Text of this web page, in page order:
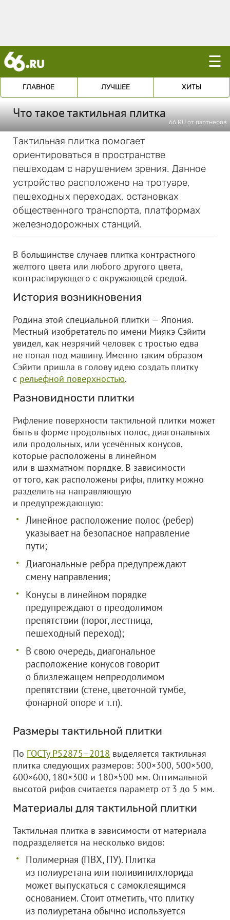
☰
ГЛАВНОЕ ЛУЧШЕЕ ХИТЫ
Что такое тактильная плитка
66.RU от партнеров
Тактильная плитка помогает
ориентироваться в пространстве
пешеходам с нарушением зрения. Данное
устройство расположено на тротуаре,
пешеходных переходах, остановках
общественного транспорта, платформах
железнодорожных станций.
В большинстве случаев плитка контрастного
желтого цвета или любого другого цвета,
контрастирующего с окружающей средой.
История возникновения
Родина этой специальной плитки — Япония.
Местный изобретатель по имени Миякэ Сэйити
увидел, как незрячий человек с тростью едва
не попал под машину. Именно таким образом
Сэйити пришла в голову идею создать плитку
с рельефной поверхностью.
Разновидности плитки
Рифление поверхности тактильной плитки может
быть в форме продольных полос, диагональных
или продольных, или усечённых конусов,
которые расположены в линейном
или в шахматном порядке. В зависимости
от того, как расположены рифы, плитку можно
разделить на направляющую
и предупреждающую:
Линейное расположение полос (ребер)
указывает на безопасное направление
пути;
Диагональные ребра предупреждают
смену направления;
Конусы в линейном порядке
предупреждают о преодолимом
препятствии (порог, лестница,
пешеходный переход);
В свою очередь, диагональное
расположение конусов говорит
о близлежащем непреодолимом
препятствии (стене, цветочной тумбе,
фонарной опоре и т.п).
Размеры тактильной плитки
По ГОСТу Р52875–2018 выделяется тактильная
плитка следующих размеров: 300×300, 500×500,
600×600, 180×300 и 180×500 мм. Оптимальной
высотой рифов считается параметр от 3 до 5 мм.
Материалы для тактильной плитки
Тактильная плитка в зависимости от материала
подразделяется на несколько видов:
Полимерная (ПВХ, ПУ). Плитка
из полиуретана или поливинилхлорида
может выпускаться с самоклеящимся
основанием. Стоит отметить, что плитку
из полиуретана обычно используется